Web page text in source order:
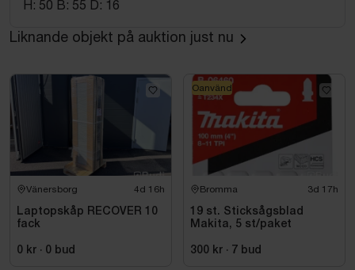
H: 50 B: 55 D: 16
Liknande objekt på auktion just nu
Vänersborg 4d 16h
Laptopskåp RECOVER 10
fack
0 kr · 0 bud
Bromma 3d 17h
19 st. Sticksågsblad
Makita, 5 st/paket
300 kr · 7 bud
Oanvänd